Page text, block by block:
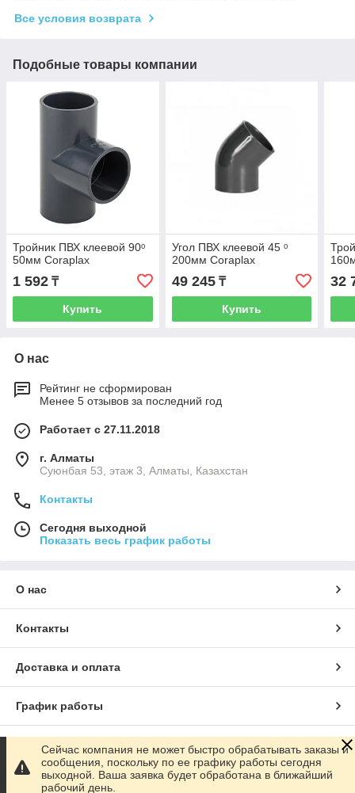
Все условия возврата
Подобные товары компании
Тройник ПВХ клеевой 90ᵒ
50мм Coraplax
1 592 ₸
Купить
Угол ПВХ клеевой 45 ᵒ
200мм Coraplax
49 245₸
Купить
32
О нас
Рейтинг не сформирован
Менее 5 отзывов за последний год
Работает с 27.11.2018
г. Алматы
Суюнбая 53, этаж 3, Алматы, Казахстан
Контакты
Сегодня выходной
Показать весь график работы
О нас
Контакты
Доставка и оплата
График работы
Полная версия сайта
Сайт создан на маркетплейсе Satu.kz
Сейчас компания не может быстро обрабатывать заказы и
сообщения, поскольку по ее графику работы сегодня
выходной. Ваша заявка будет обработана в ближайший
рабочий день.